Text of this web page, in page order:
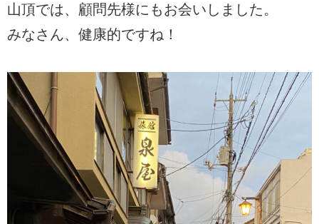
山頂では、顧問先様にもお会いしました。
みなさん、健康的ですね！